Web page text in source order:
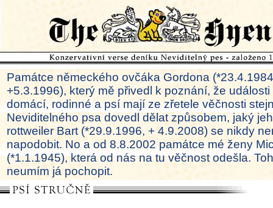
Památce německého ovčáka Gordona
+5.3.1996), který mě přivedl k poznání, že
domácí, rodinné a psí mají ze zřetele věčnosti
Neviditelného psa dovedl dělat způsobem, jaký
rottweiler Bart (*29.9.1996, + 4.9.2008) se nikdy
napodobit. No a od 8.8.2002 památce mé ženy
(*1.1.1945), která od nás na tu věčnost odešla.
neumím já pochopit.